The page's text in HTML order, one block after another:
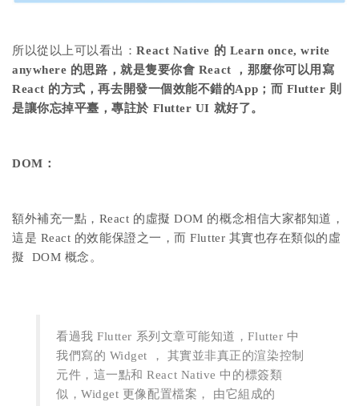
所以從以上可以看出：React Native 的 Learn once, write
anywhere 的思路，就是隻要你會 React ，那麼你可以用寫
React 的方式，再去開發一個效能不錯的App； 而 Flutter 則
是讓你忘掉平臺，專註於 Flutter UI 就好了。
DOM：
額外補充一點，React 的虛擬 DOM 的概念相信大家都知道，
這是 React 的效能保證之一，而 Flutter 其實也存在類似的虛
擬 DOM 概念。
看過我 Flutter 系列文章可能知道，Flutter 中
我們寫的 Widget ， 其實並非真正的渲染控制
元件，這一點和 React Native 中的標簽類
似，Widget 更像配置檔案， 由它組成的